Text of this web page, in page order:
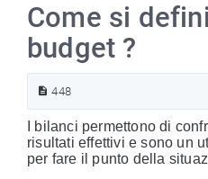
Come si
budget ?
448
I bilanci permettono di
risultati effettivi e sono un
per fare il punto della